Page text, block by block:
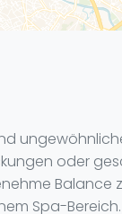
oder
Spa-